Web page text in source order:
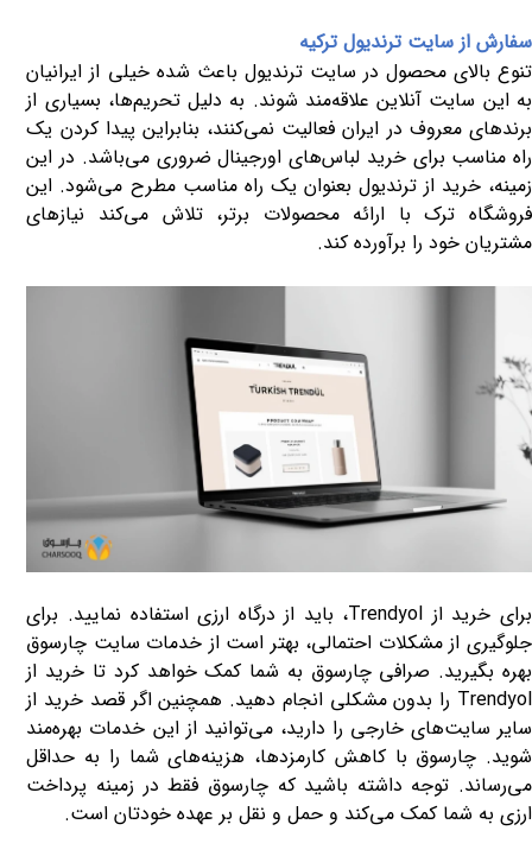
سفارش از سایت ترندیول ترکیه
تنوع بالای محصول در سایت ترندیول باعث شده خیلی از ایرانیان
به این سایت آنلاین علاقه‌مند شوند. به دلیل تحریم‌ها، بسیاری از
برندهای معروف در ایران فعالیت نمی‌کنند، بنابراین پیدا کردن یک
راه مناسب برای خرید لباس‌های اورجینال ضروری می‌باشد. در این
زمینه، خرید از ترندیول بعنوان یک راه مناسب مطرح می‌شود. این
فروشگاه ترک با ارائه محصولات برتر، تلاش می‌کند نیازهای
مشتریان خود را برآورده کند.
برای خرید از Trendyol، باید از درگاه ارزی استفاده نمایید. برای
جلوگیری از مشکلات احتمالی، بهتر است از خدمات سایت چارسوق
بهره بگیرید. صرافی چارسوق به شما کمک خواهد کرد تا خرید از
Trendyol را بدون مشکلی انجام دهید. همچنین اگر قصد خرید از
سایر سایت‌های خارجی را دارید، می‌توانید از این خدمات بهره‌مند
شوید. چارسوق با کاهش کارمزدها، هزینه‌های شما را به حداقل
می‌رساند. توجه داشته باشید که چارسوق فقط در زمینه پرداخت
ارزی به شما کمک می‌کند و حمل و نقل بر عهده خودتان است.